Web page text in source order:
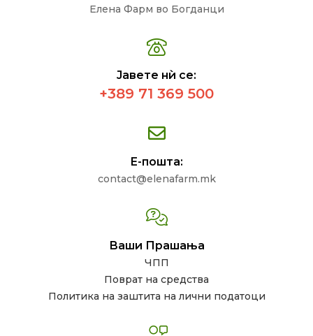
Елена Фарм во Богданци
Јавете нѝ се:
+389 71 369 500
Е-пошта:
contact@elenafarm.mk
Ваши Прашања
ЧПП
Поврат на средства
Политика на заштита на лични податоци